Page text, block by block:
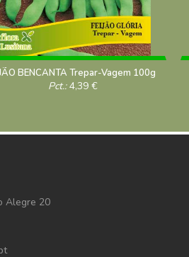
BENCANTA Trepar-Vagem 100g
Pct.:4,39 €
Alegre 20